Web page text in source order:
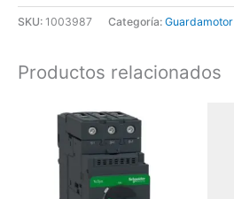
SKU: 1003987 Categoría: Guardamotor
Productos relacionados